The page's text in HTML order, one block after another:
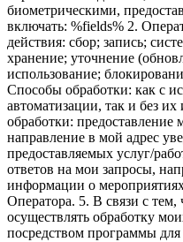
биометрическими,
включать: %fields% 2.
действия: сбор; запись;
хранение; уточнение
использование;
Способы обработки: как с
автоматизации, так и без
обработки: предоставление
направление в мой адрес
предоставляемых услуг/
ответов на мои запросы,
информации о
Оператора. 5. В связи с
осуществлять обработку
посредством программы